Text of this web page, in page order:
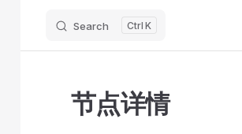
Search K
节点详情